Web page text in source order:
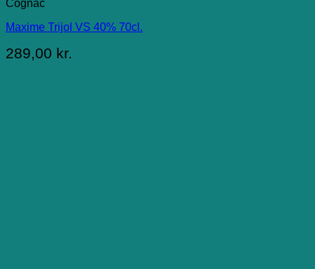
Cognac
Maxime Trijol VS 40% 70cl.
289,00 kr.